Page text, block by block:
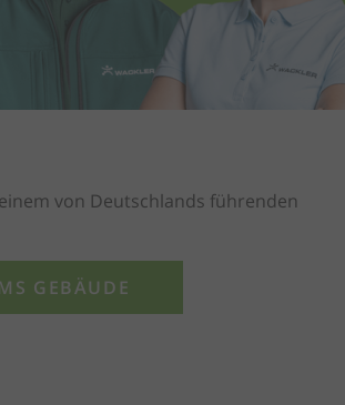
von Deutschlands führenden
GEBÄUDE